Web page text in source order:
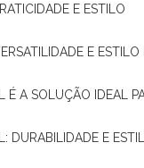
E ESTILO
E
É A SOLUÇÃO
DURABILIDADE E